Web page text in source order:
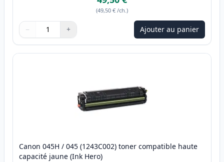
(49,50 € /ch.)
Quantité
Utilisez les boutons pour ajuster
− +
Quantité Ajouter au panier
Canon 045H / 045 (1243C002) toner compatible haute
capacité jaune (Ink Hero)